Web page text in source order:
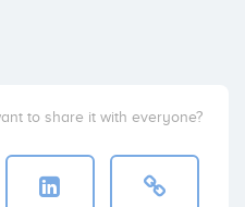
to share it with everyone?